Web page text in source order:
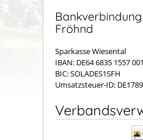
Fröhnd
Sparkasse Wiesental
IBAN: DE64 6835 1557
BIC: SOLADES1SFH
Umsatzsteuer-ID: